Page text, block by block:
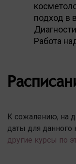
подход в
Работа
К сожалению, на
даты для данного
другие курсы по